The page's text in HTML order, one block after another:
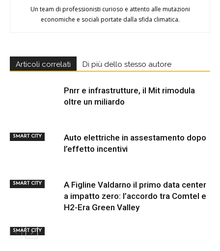
Un team di professionisti curioso e attento alle mutazioni
economiche e sociali portate dalla sfida climatica.
Articoli correlati Di più dello stesso autore
SMART CITY
Pnrr e infrastrutture, il Mit rimodula
oltre un miliardo
SMART CITY
Auto elettriche in assestamento dopo
l’effetto incentivi
SMART CITY
A Figline Valdarno il primo data center
a impatto zero: l’accordo tra Comtel e
H2-Era Green Valley